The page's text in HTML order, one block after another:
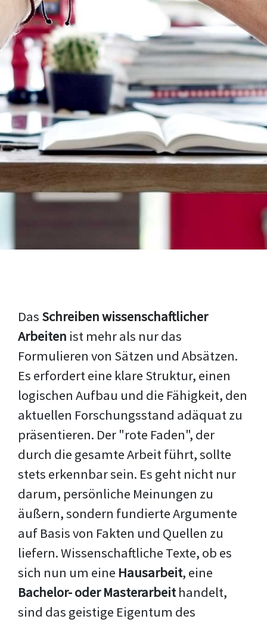
Das Schreiben wissenschaftlicher
Arbeiten ist mehr als nur das
Formulieren von Sätzen und Absätzen.
Es erfordert eine klare Struktur, einen
logischen Aufbau und die Fähigkeit, den
aktuellen Forschungsstand adäquat zu
präsentieren. Der "rote Faden", der
durch die gesamte Arbeit führt, sollte
stets erkennbar sein. Es geht nicht nur
darum, persönliche Meinungen zu
äußern, sondern fundierte Argumente
auf Basis von Fakten und Quellen zu
liefern. Wissenschaftliche Texte, ob es
sich nun um eine Hausarbeit, eine
Bachelor- oder Masterarbeithandelt,
sind das geistige Eigentum des